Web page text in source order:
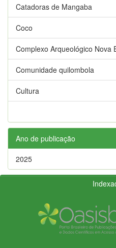
Catadoras de Mangaba
Coco
Complexo Arqueológico Nova
Comunidade quilombola
Cultura
Ano de publicação
2025